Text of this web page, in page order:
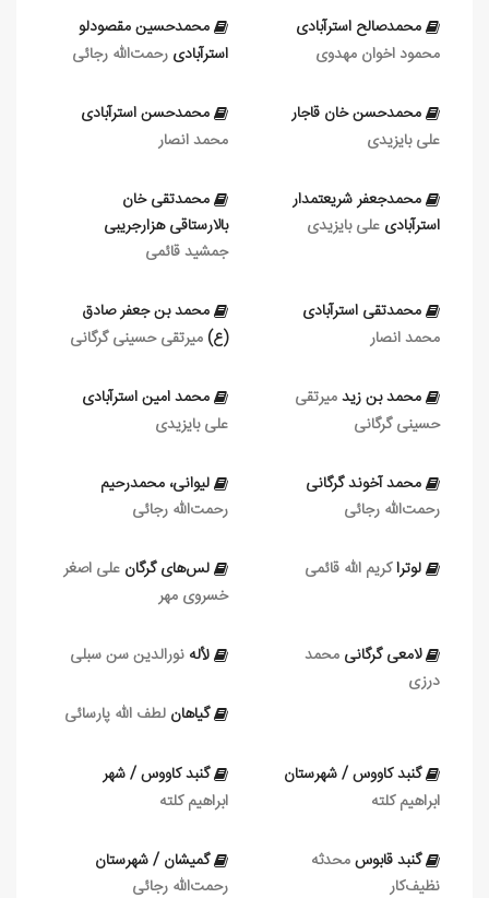
محمدصالح استرآبادی
محمود اخوان مهدوی
محمدحسین مقصودلو
استرآبادی رحمت‌الله رجائی
محمدحسن خان قاجار
علی بایزیدی
محمدحسن استرآبادی
محمد انصار
محمدجعفر شریعتمدار
استرآبادی علی بایزیدی
محمدتقی خان
بالارستاقی هزارجریبی
جمشید قائمی
محمدتقی استرآبادی
محمد انصار
محمد بن جعفر صادق
(ع) میرتقی حسینی ‏گرگانی
محمد بن زيدمیرتقی
حسینی ‏گرگانی
محمد امين استرآبادی
علی بایزیدی
محمد آخوند گرگانی
رحمت‌الله رجائی
لیوانی، محمدرحیم
رحمت‌الله رجائی
لوتراکریم الله قائمی لس‌های گرگان علی‏ اصغر
خسروی مهر
لامعی گرگانی محمد
درزی
لأله نورالدین سن‏ سبلی
گياهان لطف الله پارسائی
گنبد کاووس / شهرستان
ابراهیم کلته
گنبد کاووس / شهر
ابراهیم کلته
گنبد قابوسمحدثه
نظیف‌کار
گمیشان / شهرستان
رحمت‌الله رجائی